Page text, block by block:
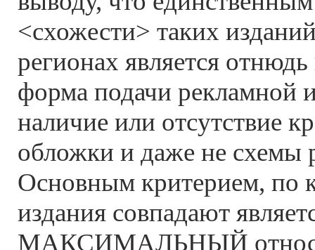
<схожести> таких
регионах является
форма подачи рекламной
наличие или отсутствие
обложки и даже не схемы
Основным критерием, по
издания совпадают
МАКСИМАЛЬНЫЙ